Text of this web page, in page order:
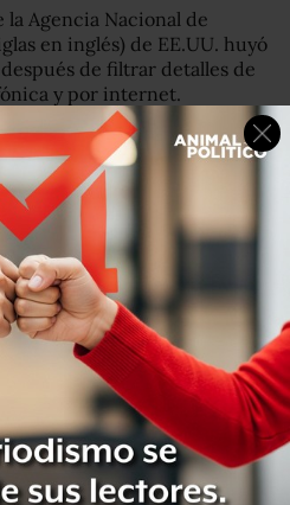
Agencia Nacional de
en inglés) de EE.UU. huyó
de filtrar detalles de
y por internet.
Rusia, donde recibió asilo
de los estudiantes, y
al exlíder de los
Kennedy.